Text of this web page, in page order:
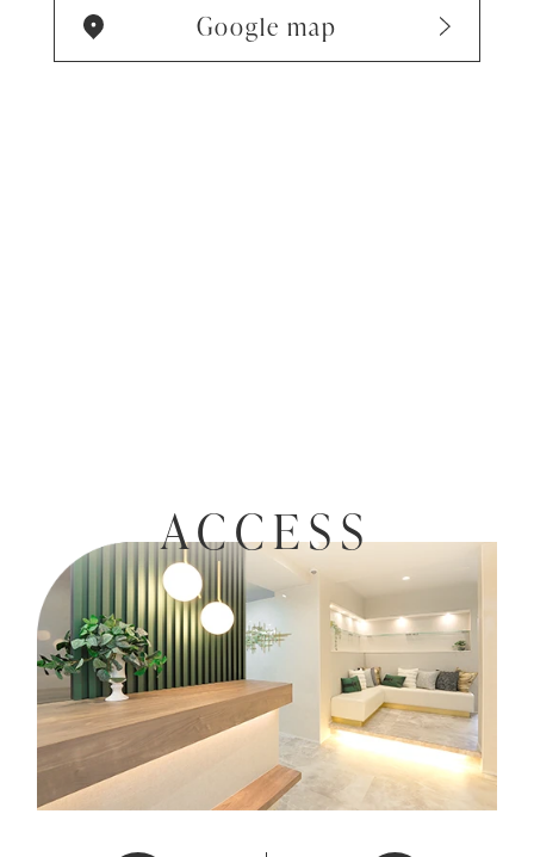
Google map
ACCESS